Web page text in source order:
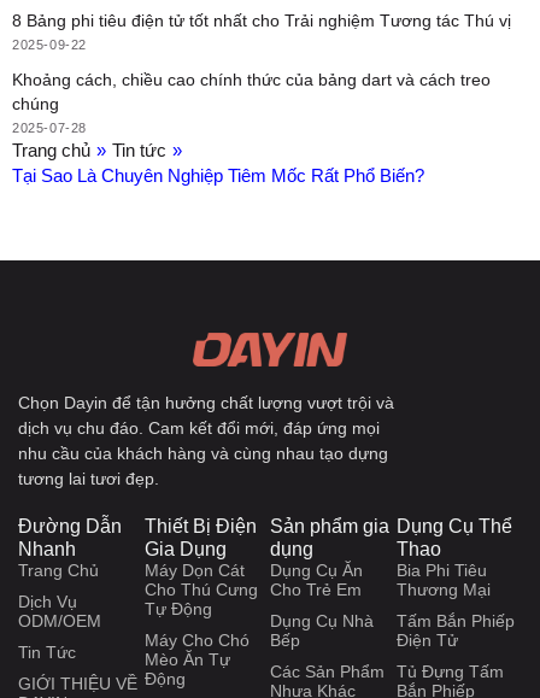
8 Bảng phi tiêu điện tử tốt nhất cho Trải nghiệm Tương tác Thú vị
2025-09-22
Khoảng cách, chiều cao chính thức của bảng dart và cách treo
chúng
2025-07-28
Trang chủ » Tin tức »
Tại Sao Là Chuyên Nghiệp Tiêm Mốc Rất Phổ Biến?
Chọn Dayin để tận hưởng chất lượng vượt trội và
dịch vụ chu đáo. Cam kết đổi mới, đáp ứng mọi
nhu cầu của khách hàng và cùng nhau tạo dựng
tương lai tươi đẹp.
Đường Dẫn
Nhanh
Trang Chủ
Dịch Vụ
ODM/OEM
Tin Tức
GIỚI THIỆU VỀ
Thiết Bị Điện
Gia Dụng
Máy Dọn Cát
Cho Thú Cưng
Tự Động
Máy Cho Chó
Mèo Ăn Tự
Động
Sản phẩm gia
dụng
Dụng Cụ Ăn
Cho Trẻ Em
Dụng Cụ Nhà
Bếp
Các Sản Phẩm
Nhựa Khác
Dụng Cụ Thể
Thao
Bia Phi Tiêu
Thương Mại
Tấm Bắn Phiếp
Điện Tử
Tủ Đựng Tấm
Bắn Phiếp